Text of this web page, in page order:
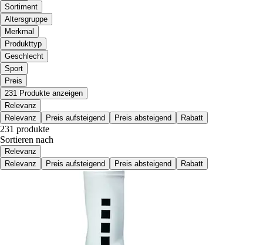
Sortiment
Altersgruppe
Merkmal
Produkttyp
Geschlecht
Sport
Preis
231 Produkte anzeigen
Relevanz
Relevanz
Preis aufsteigend Preis absteigend Rabatt
231 produkte
Sortieren nach
Relevanz
Relevanz
Preis aufsteigend Preis absteigend Rabatt